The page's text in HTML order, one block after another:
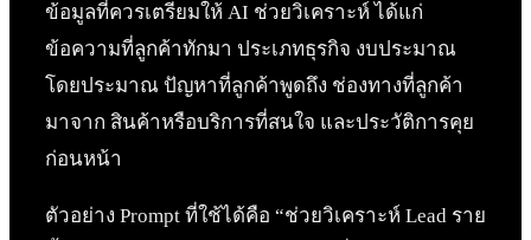
ข้อมูลที่ควรเตรียมให้ AI ช่วยวิเคราะห์ ได้แก่
ข้อความที่ลูกค้าทักมา ประเภทธุรกิจ งบประมาณ
โดยประมาณ ปัญหาที่ลูกค้าพูดถึง ช่องทางที่ลูกค้า
มาจาก สินค้าหรือบริการที่สนใจ และประวัติการคุย
ก่อนหน้า
ตัวอย่าง Prompt ที่ใช้ได้คือ “ช่วยวิเคราะห์ Lead ราย